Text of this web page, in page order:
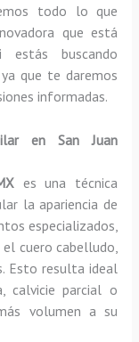
todo lo que
que está
estás buscando
que te daremos
informadas.
en San Juan
es una técnica
la apariencia de
especializados,
cuero cabelludo,
Esto resulta ideal
calvicie parcial o
volumen a su